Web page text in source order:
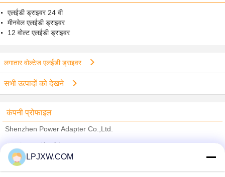
एलईडी ड्राइवर 24 वी
मीनवेल एलईडी ड्राइवर
12 वोल्ट एलईडी ड्राइवर
लगातार वोल्टेज एलईडी ड्राइवर
सभी उत्पादों को देखने
कंपनी प्रोफाइल
Shenzhen Power Adapter Co.,Ltd.
Trust Seal
Verified Suplier
LPJXW.COM